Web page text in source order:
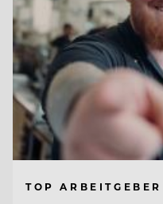
TOP ARBEITGEBER